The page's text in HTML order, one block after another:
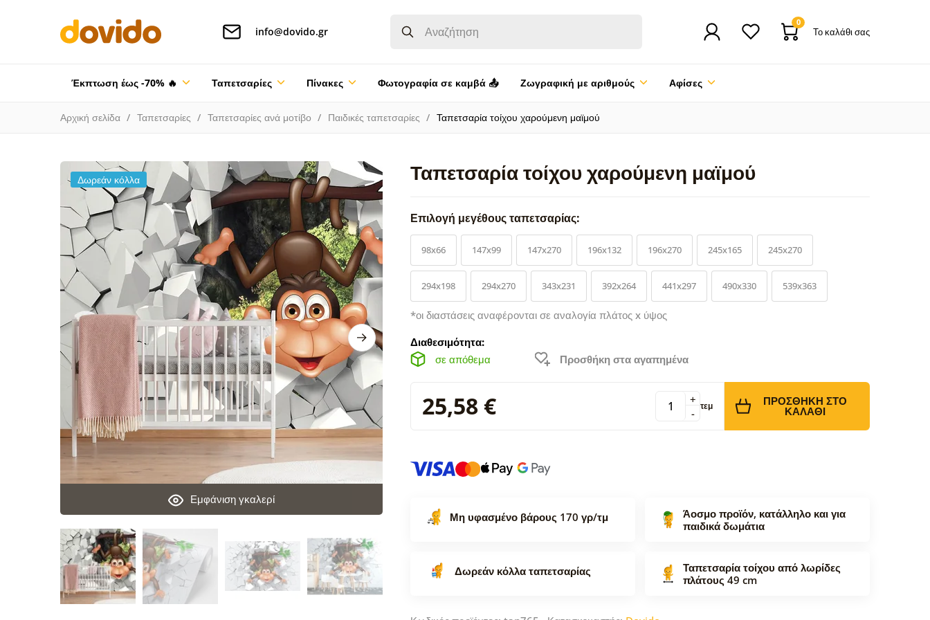
info@dovido.gr
0
Το καλάθι σας
Έκπτωση έως -70% 🔥 Ταπετσαρίες Πίνακες Φωτογραφία σε καμβά 📤 Ζωγραφική με αριθμούς Αφίσες
Αρχική σελίδα Ταπετσαρίες Ταπετσαρίες ανά μοτίβο Παιδικές ταπετσαρίες Ταπετσαρία τοίχου χαρούμενη μαϊμού
Ταπετσαρία τοίχου χαρούμενη μαϊμού
Εμφάνιση γκαλερί
Δωρεάν κόλλα
Επιλογή μεγέθους ταπετσαρίας:
98x66 147x99 147x270 196x132 196x270 245x165 245x270
294x198 294x270 343x231 392x264 441x297 490x330 539x363
*οι διαστάσεις αναφέρονται σε αναλογία πλάτος x ύψος
Διαθεσιμότητα:
σε απόθεμα
Προσθήκη στα αγαπημένα
25,58 € -
+ τεμ ΠΡΟΣΘΉΚΗ ΣΤΟ
ΚΑΛΆΘΙ
Μη υφασμένο βάρους 170 γρ/τμ
Άοσμο προϊόν, κατάλληλο και για
παιδικά δωμάτια
Δωρεάν κόλλα ταπετσαρίας
Ταπετσαρία τοίχου από λωρίδες
πλάτους 49 cm